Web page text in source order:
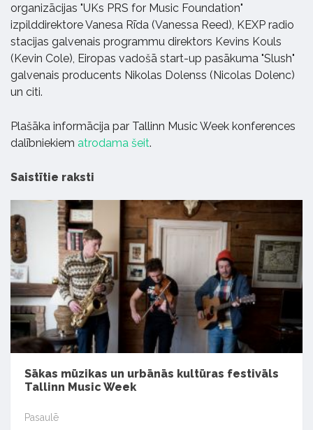
organizācijas "UKs PRS for Music Foundation"
izpilddirektore Vanesa Rīda (Vanessa Reed), KEXP radio
stacijas galvenais programmu direktors Kevins Kouls
(Kevin Cole), Eiropas vadošā start-up pasākuma "Slush"
galvenais producents Nikolas Dolenss (Nicolas Dolenc)
un citi.
Plašāka informācija par Tallinn Music Week konferences
dalībniekiem atrodama šeit.
Saistītie raksti
Sākas mūzikas un urbānās kultūras festivāls
Tallinn Music Week
Pasaulē